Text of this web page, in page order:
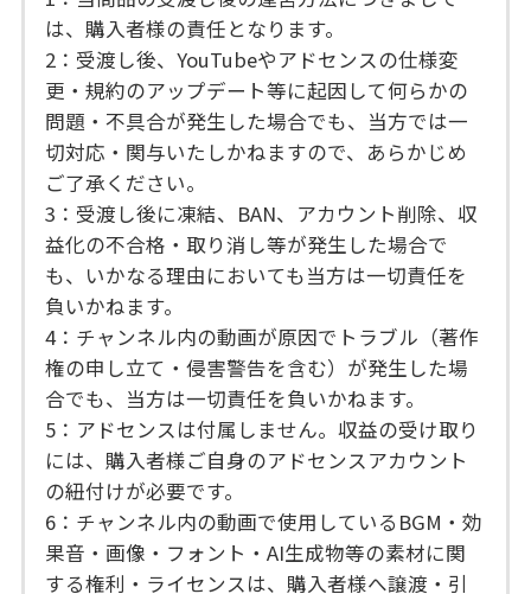
は、購入者様の責任となります。
2：受渡し後、YouTubeやアドセンスの仕様変
更・規約のアップデート等に起因して何らかの
問題・不具合が発生した場合でも、当方では一
切対応・関与いたしかねますので、あらかじめ
ご了承ください。
3：受渡し後に凍結、BAN、アカウント削除、収
益化の不合格・取り消し等が発生した場合で
も、いかなる理由においても当方は一切責任を
負いかねます。
4：チャンネル内の動画が原因でトラブル（著作
権の申し立て・侵害警告を含む）が発生した場
合でも、当方は一切責任を負いかねます。
5：アドセンスは付属しません。収益の受け取り
には、購入者様ご自身のアドセンスアカウント
の紐付けが必要です。
6：チャンネル内の動画で使用しているBGM・効
果音・画像・フォント・AI生成物等の素材に関
する権利・ライセンスは、購入者様へ譲渡・引